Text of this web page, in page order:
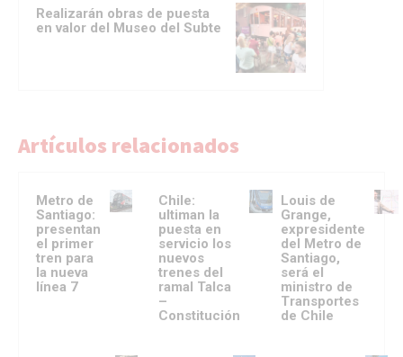
Realizarán obras de puesta
en valor del Museo del Subte
Artículos relacionados
Metro de
Santiago:
presentan
el primer
tren para
la nueva
línea 7
Chile:
ultiman la
puesta en
servicio los
nuevos
trenes del
ramal Talca
–
Constitución
Louis de
Grange,
expresidente
del Metro de
Santiago,
será el
ministro de
Transportes
de Chile